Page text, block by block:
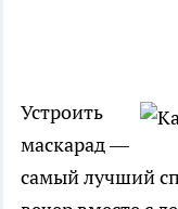
Устроить
маскарад —
самый лучший